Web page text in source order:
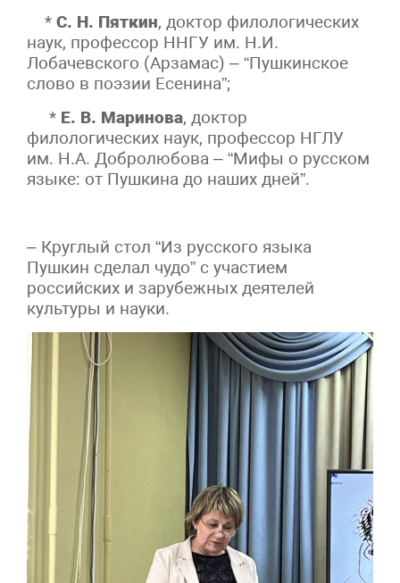
* С. Н. Пяткин, доктор филологических
наук, профессор ННГУ им. Н.И.
Лобачевского (Арзамас) – “Пушкинское
слово в поэзии Есенина”;
* Е. В. Маринова, доктор
филологических наук, профессор НГЛУ
им. Н.А. Добролюбова – “Мифы о русском
языке: от Пушкина до наших дней”.
– Круглый стол “Из русского языка
Пушкин сделал чудо” с участием
российских и зарубежных деятелей
культуры и науки.